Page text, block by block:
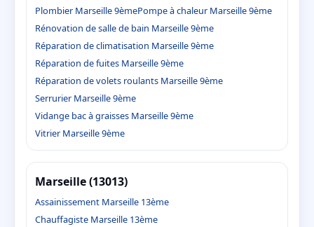
Plombier Marseille 9èmePompe à chaleur Marseille 9ème
Rénovation de salle de bain Marseille 9ème
Réparation de climatisation Marseille 9ème
Réparation de fuites Marseille 9ème
Réparation de volets roulants Marseille 9ème
Serrurier Marseille 9ème
Vidange bac à graisses Marseille 9ème
Vitrier Marseille 9ème
Marseille (13013)
Assainissement Marseille 13ème
Chauffagiste Marseille 13ème